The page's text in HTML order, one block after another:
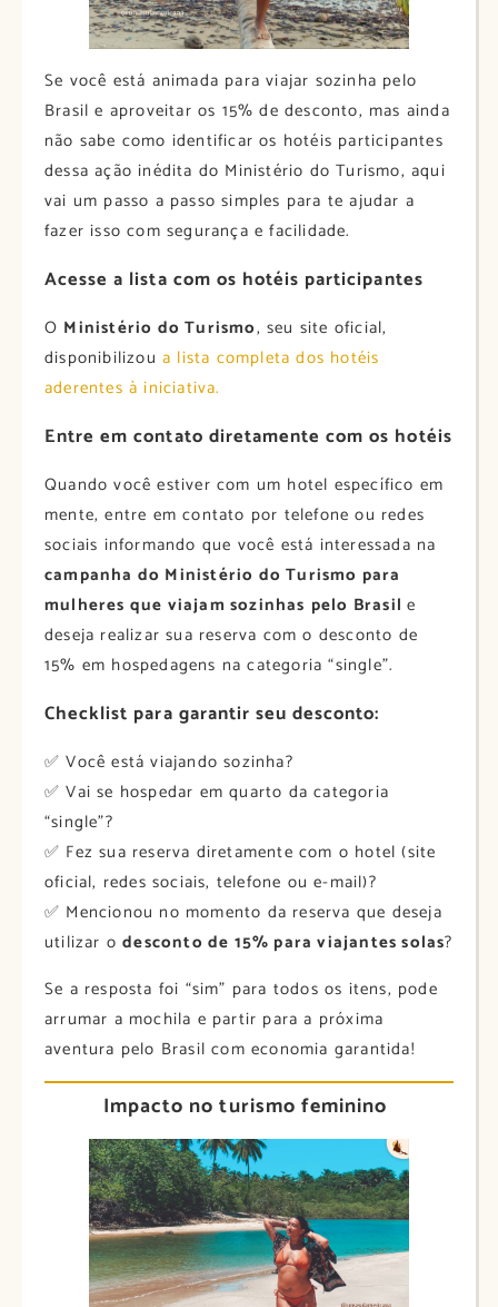
Se você está animada para viajar sozinha pelo
Brasil e aproveitar os 15% de desconto, mas ainda
não sabe como identificar os hotéis participantes
dessa ação inédita do Ministério do Turismo, aqui
vai um passo a passo simples para te ajudar a
fazer isso com segurança e facilidade.
Acesse a lista com os hotéis participantes
O Ministério do Turismo, seu site oficial,
disponibilizou a lista completa dos hotéis
aderentes à iniciativa.
Entre em contato diretamente com os hotéis
Quando você estiver com um hotel específico em
mente, entre em contato por telefone ou redes
sociais informando que você está interessada na
campanha do Ministério do Turismo para
mulheres que viajam sozinhas pelo Brasile
deseja realizar sua reserva com o desconto de
15% em hospedagens na categoria “single”.
Checklist para garantir seu desconto:
✅ Você está viajando sozinha?
✅ Vai se hospedar em quarto da categoria
“single”?
✅ Fez sua reserva diretamente com o hotel (site
oficial, redes sociais, telefone ou e-mail)?
✅ Mencionou no momento da reserva que deseja
utilizar odesconto de 15% para viajantes solas?
Se a resposta foi “sim” para todos os itens, pode
arrumar a mochila e partir para a próxima
aventura pelo Brasil com economia garantida!
Impacto no turismo feminino